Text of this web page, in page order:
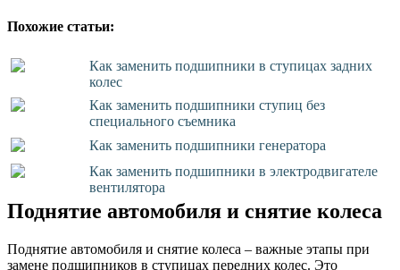
Похожие статьи:
Как заменить подшипники в ступицах задних
колес
Как заменить подшипники ступиц без
специального съемника
Как заменить подшипники генератора
Как заменить подшипники в электродвигателе
вентилятора
Поднятие автомобиля и снятие колеса
Поднятие автомобиля и снятие колеса – важные этапы при
замене подшипников в ступицах передних колес. Это